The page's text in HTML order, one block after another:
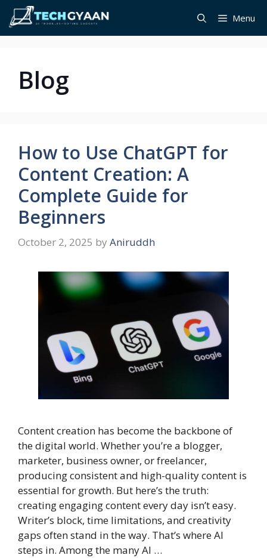
Skip
content
Menu
Blog
How to Use ChatGPT for
Content Creation: A
Complete Guide for
Beginners
October 2, 2025 by Aniruddh
Content creation has become the backbone of
the digital world. Whether you’re a blogger,
marketer, business owner, or freelancer,
producing consistent and high-quality content is
essential for growth. But here’s the truth:
creating engaging content every day isn’t easy.
Writer’s block, time limitations, and creativity
gaps often stand in the way. That’s where AI
steps in. Among the many AI …